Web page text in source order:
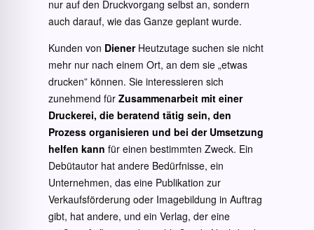
nur auf den Druckvorgang selbst an, sondern
auch darauf, wie das Ganze geplant wurde.
Kunden von DienerHeutzutage suchen sie nicht
mehr nur nach einem Ort, an dem sie „etwas
drucken” können. Sie interessieren sich
zunehmend für Zusammenarbeit mit einer
Druckerei, die beratend tätig sein, den
Prozess organisieren und bei der Umsetzung
helfen kann für einen bestimmten Zweck. Ein
Debütautor hat andere Bedürfnisse, ein
Unternehmen, das eine Publikation zur
Verkaufsförderung oder Imagebildung in Auftrag
gibt, hat andere, und ein Verlag, der eine